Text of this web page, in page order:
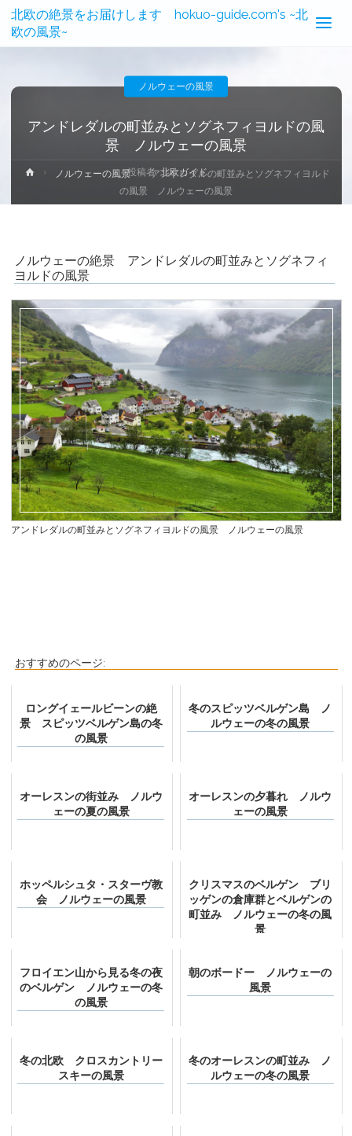
北欧の絶景をお届けします hokuo-guide.com's ~北
欧の風景~
アンドレダルの町並みとソグネフィヨルドの風
景 ノルウェーの風景
投稿者: 北欧ガイド
ノルウェーの風景
ホ
ム
ノルウェーの風景
アンドレダルの町並みとソグネフィヨルド
の風景 ノルウェーの風景
ノルウェーの絶景 アンドレダルの町並みとソグネフィ
ヨルドの風景
アンドレダルの町並みとソグネフィヨルドの風景 ノルウェーの風景
おすすめのページ:
ロングイェールビーンの絶
景 スピッツベルゲン島の冬
の風景
冬のスピッツベルゲン島 ノ
ルウェーの冬の風景
オーレスンの街並み ノルウ
ェーの夏の風景
オーレスンの夕暮れ ノルウ
ェーの風景
ホッペルシュタ・スターヴ教
会 ノルウェーの風景
クリスマスのベルゲン ブリ
ッゲンの倉庫群とベルゲンの
町並み ノルウェーの冬の風
景
フロイエン山から見る冬の夜
のベルゲン ノルウェーの冬
の風景
朝のボードー ノルウェーの
風景
冬の北欧 クロスカントリー
スキーの風景
冬のオーレスンの町並み ノ
ルウェーの冬の風景